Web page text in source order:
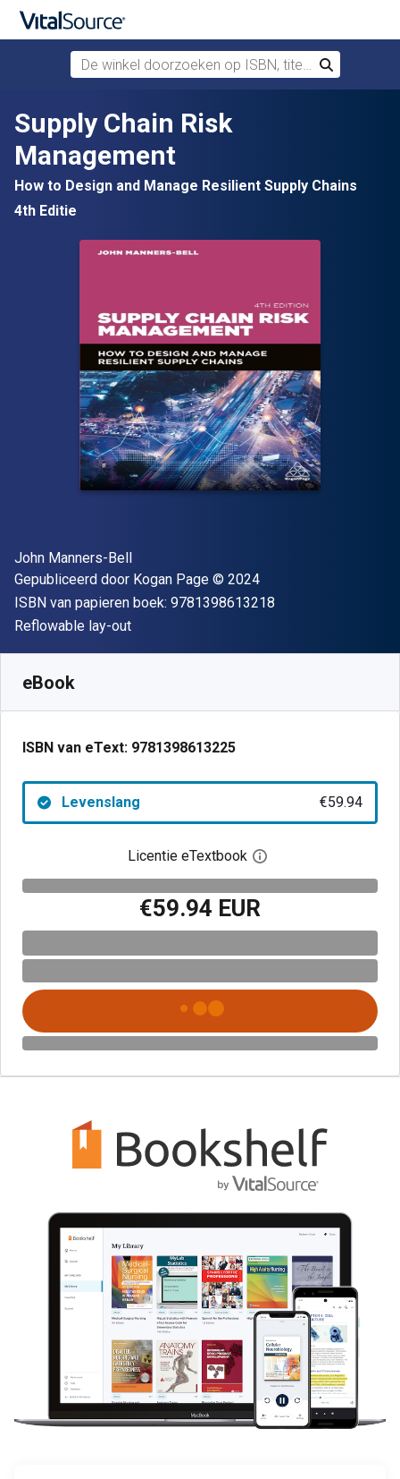
Verdergaan naar belangrijkste inhoud
De winkel doorzoeken op ISBN, titel of auteur
Zoek
Supply Chain Risk
Management
How to Design and Manage Resilient Supply Chains
4th Editie
Auteur(s)
John Manners-Bell
Uitgever
Gepubliceerd door Kogan Page Copyright
© 2024
ISBN van papieren boek: 9781398613218
Indeling
Reflowable lay-out
eBook
ISBN van eText: 9781398613225
Levenslang €59.94
Licentie eTextbook Open het
€59.94 EUR